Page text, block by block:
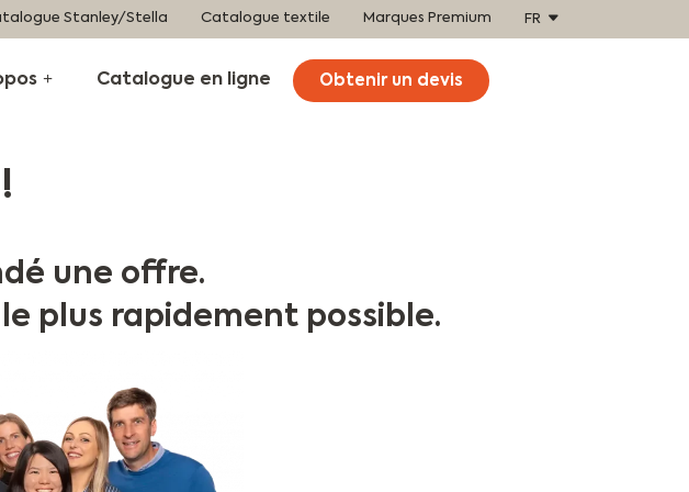
Stanley/Stella Catalogue textile Marques Premium FR
Catalogue en ligne Obtenir un devis
une offre.
plus rapidement possible.